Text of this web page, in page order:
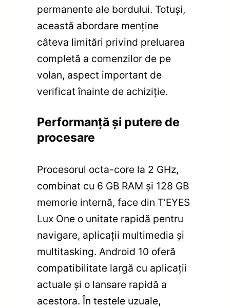
permanente ale bordului. Totuși,
această abordare menține
câteva limitări privind preluarea
completă a comenzilor de pe
volan, aspect important de
verificat înainte de achiziție.
Performanță și putere de
procesare
Procesorul octa-core la 2 GHz,
combinat cu 6 GB RAM și 128 GB
memorie internă, face din T’EYES
Lux One o unitate rapidă pentru
navigare, aplicații multimedia și
multitasking. Android 10 oferă
compatibilitate largă cu aplicații
actuale și o lansare rapidă a
acestora. În testele uzuale,